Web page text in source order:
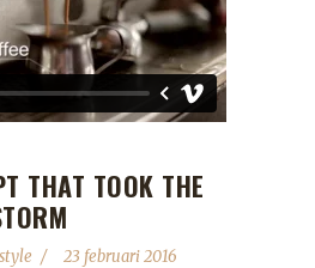
THAT TOOK THE
23 februari 2016